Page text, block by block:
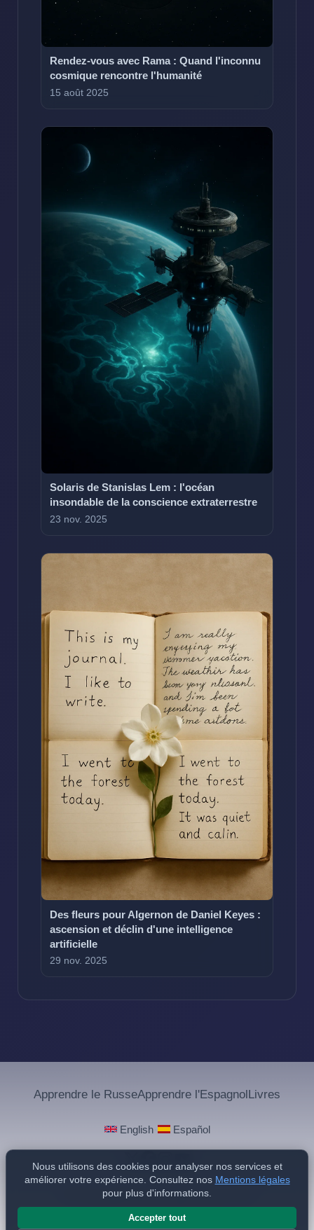
Rendez-vous avec Rama : Quand l'inconnu
cosmique rencontre l'humanité
15 août 2025
Solaris de Stanislas Lem : l'océan
insondable de la conscience extraterrestre
23 nov. 2025
Des fleurs pour Algernon de Daniel Keyes :
ascension et déclin d'une intelligence
artificielle
29 nov. 2025
Apprendre le RusseApprendre l'Espagnol Livres
English· Español
Mentions légalesAviso Legal y Privacidad
© 2025 - 2026 Philippe de Foy
Nous utilisons des cookies pour analyser nos services et
améliorer votre expérience. Consultez nos Mentions légales
pour plus d'informations.
Accepter tout